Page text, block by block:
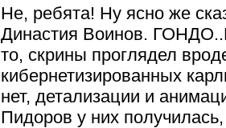
Не, ребята! Ну ясно же
Династия Воинов.
то, скрины проглядел
кибернетизированных
нет, детализации и
Пидоров у них